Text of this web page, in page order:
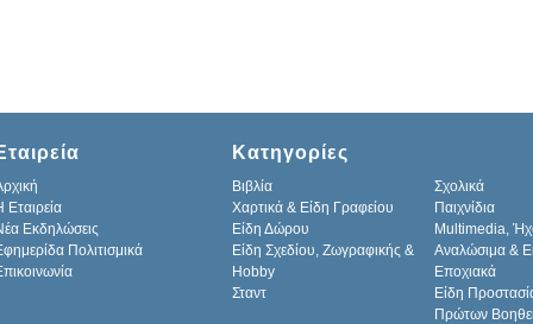
Εταιρεία
Εκδηλώσεις
Πολιτισμικά
Κατηγορίες
Βιβλία
Σχολικά
Χαρτικά & Είδη Γραφείου
Παιχνίδια
Είδη Δώρου
Multimedia,
Είδη Σχεδίου, Ζωγραφικής &
Hobby
Αναλώσιμα &
Εποχιακά
Σταντ
Είδη
Πρώτων